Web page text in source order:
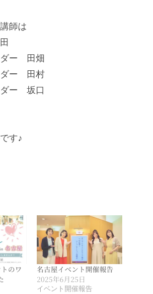
師は
ダー 田畑
ダー 田村
ダー 坂口
す♪
のワ
名古屋イベント開催報告
2025年6月25日
イベント開催報告